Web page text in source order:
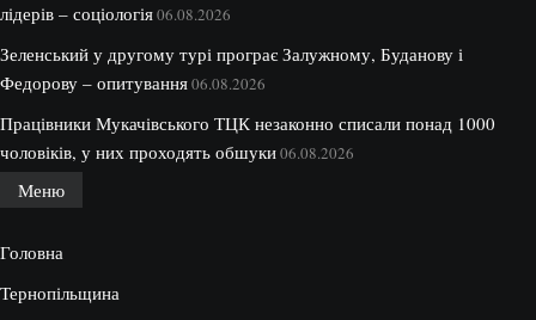
лідерів – соціологія06.08.2026
Зеленський у другому турі програє Залужному, Буданову і
Федорову – опитування06.08.2026
Працівники Мукачівського ТЦК незаконно списали понад 1000
чоловіків, у них проходять обшуки06.08.2026
Меню
Головна
Тернопільщина